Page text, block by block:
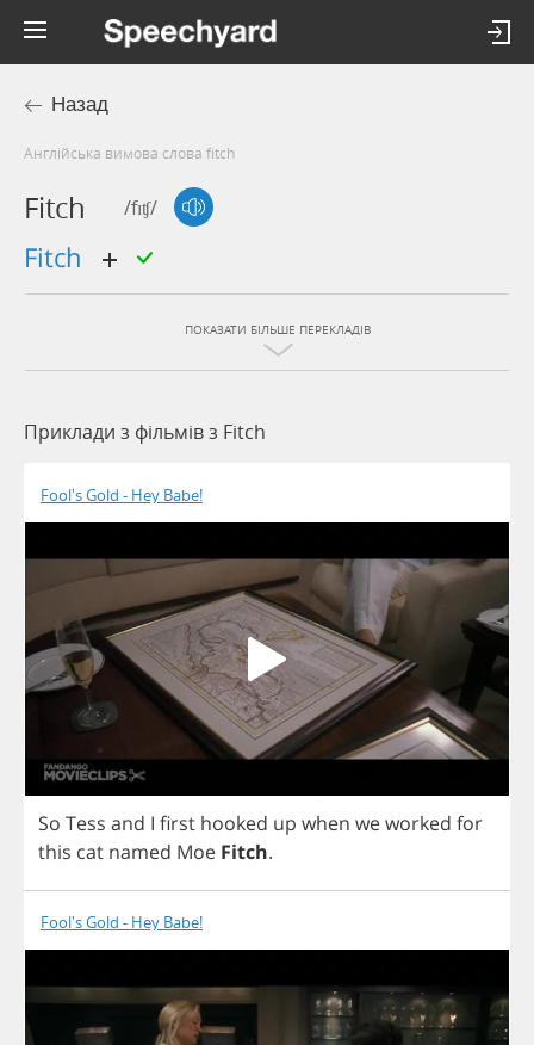
Назад
Англійська вимова слова fitch
Fitch /fɪʧ/
fitch
ПОКАЗАТИ БІЛЬШЕ ПЕРЕКЛАДІВ
Приклади з фільмів з Fitch
Fool's Gold - Hey Babe!
So Tess and I first hooked up when weworked for
this cat named Moe Fitch.
Fool's Gold - Hey Babe!